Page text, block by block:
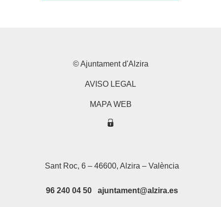
© Ajuntament d'Alzira
AVISO LEGAL
MAPA WEB
Sant Roc, 6 – 46600, Alzira – València
96 240 04 50 ajuntament@alzira.es